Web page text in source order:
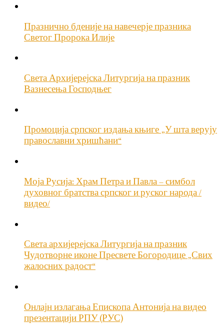
Празнично бденије на навечерје празника
Светог Пророка Илије
Света Архијерејска Литургија на празник
Вазнесења Господњег
Промоција српског издања књиге „У шта верују
православни хришћани“
Моја Русија: Храм Петра и Павла – симбол
духовног братства српског и руског народа /
видео/
Света архијерејска Литургија на празник
Чудотворне иконе Пресвете Богородице „Свих
жалосних радост“
Онлајн излагања Епископа Антонија на видео
презентацији РПУ (РУС)